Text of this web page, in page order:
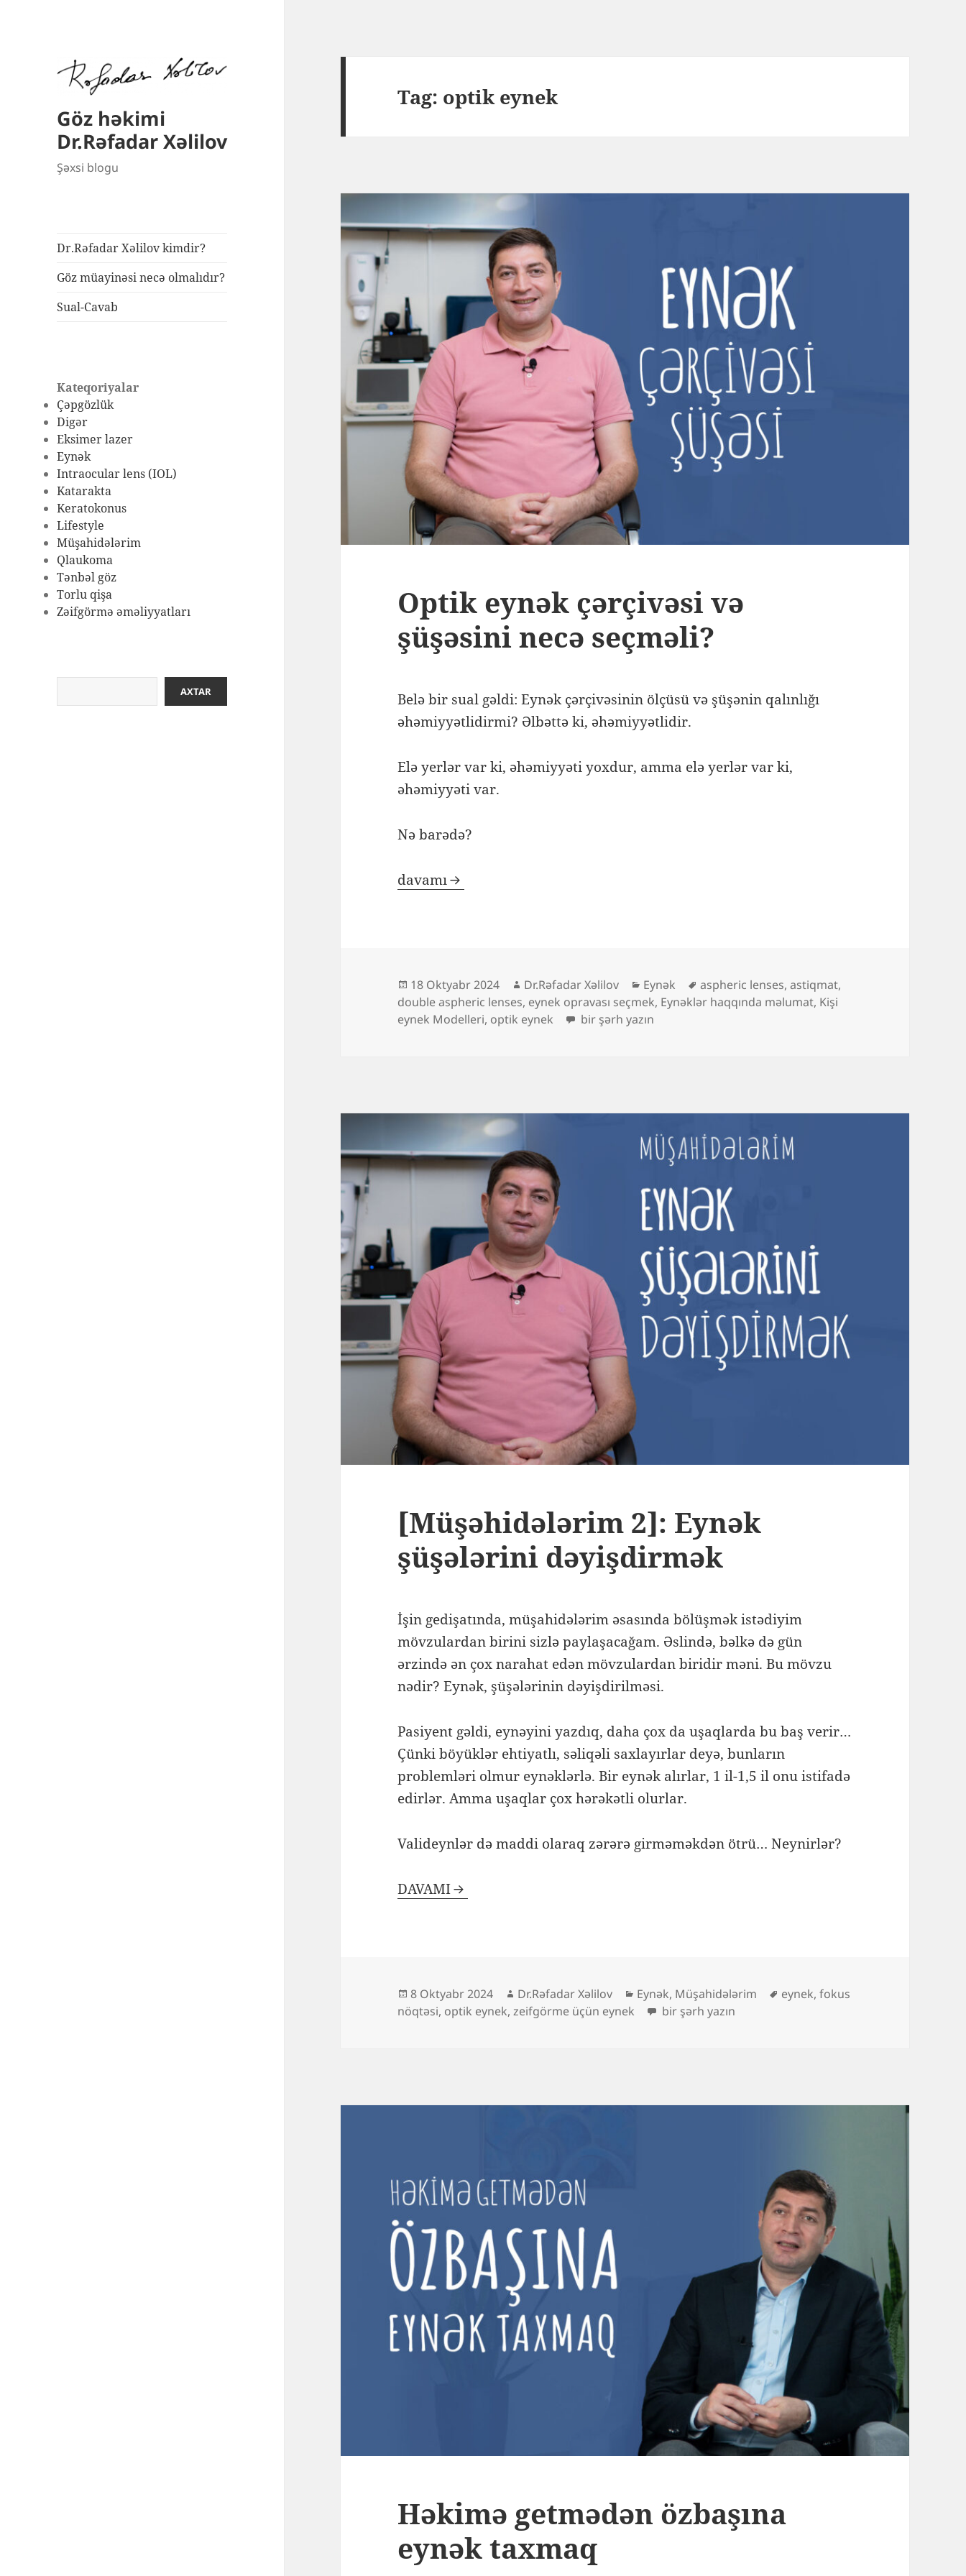
Göz həkimi
Dr.Rəfadar Xəlilov
Şəxsi blogu
Dr.Rəfadar Xəlilov kimdir?
Göz müayinəsi necə olmalıdır?
Sual-Cavab
Kateqoriyalar
Çəpgözlük
Digər
Eksimer lazer
Eynək
Intraocular lens (IOL)
Katarakta
Keratokonus
Lifestyle
Müşahidələrim
Qlaukoma
Tənbəl göz
Torlu qişa
Zəifgörmə əməliyyatları
AXTAR
Tag: optik eynek
Optik eynək çərçivəsi və
şüşəsini necə seçməli?
Belə bir sual gəldi: Eynək çərçivəsinin ölçüsü və şüşənin qalınlığı
əhəmiyyətlidirmi? Əlbəttə ki, əhəmiyyətlidir.
Elə yerlər var ki, əhəmiyyəti yoxdur, amma elə yerlər var ki,
əhəmiyyəti var.
Nə barədə?
davamı
Yayım
tarixi
18 Oktyabr 2024 Müəllif
Dr.Rəfadar Xəlilov Kateqoriyalar
Eynək Etiketlər
aspheric lenses,astiqmat,
double aspheric lenses, eynek opravası seçmek, Eynəklər haqqında məlumat, Kişi
eynek Modelleri, optik eynek Optik eynək çərçivəsi və şüşəsini necə seçməli? üçün
bir şərh yazın
[Müşəhidələrim 2]: Eynək
şüşələrini dəyişdirmək
İşin gedişatında, müşahidələrim əsasında bölüşmək istədiyim
mövzulardan birini sizlə paylaşacağam. Əslində, bəlkə də gün
ərzində ən çox narahat edən mövzulardan biridir məni. Bu mövzu
nədir? Eynək, şüşələrinin dəyişdirilməsi.
Pasiyent gəldi, eynəyini yazdıq, daha çox da uşaqlarda bu baş verir…
Çünki böyüklər ehtiyatlı, səliqəli saxlayırlar deyə, bunların
problemləri olmur eynəklərlə. Bir eynək alırlar, 1 il-1,5 il onu istifadə
edirlər. Amma uşaqlar çox hərəkətli olurlar.
Valideynlər də maddi olaraq zərərə girməməkdən ötrü… Neynirlər?
DAVAMI
Yayım
tarixi
8 Oktyabr 2024 Müəllif
Dr.Rəfadar Xəlilov Kateqoriyalar
Eynək, Müşahidələrim Etiketlər
eynek,fokus
nöqtəsi, optik eynek,zeifgörme üçün eynek [Müşəhidələrim 2]: Eynək şüşələrini dəyişdirmək üçün
bir şərh yazın
Həkimə getmədən özbaşına
eynək taxmaq